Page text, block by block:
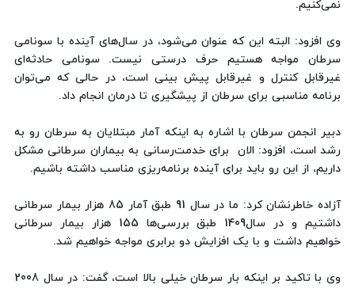
نمی‌کنیم.
وی افزود: البته این که عنوان می‌شود، در سال‌های آینده با سونامی
سرطان مواجه هستیم حرف درستی نیست. سونامی حادثه‌ای
غیرقابل کنترل و غیرقابل پیش بینی است، در حالی که می‌توان
برنامه مناسبی برای سرطان از پیشگیری تا درمان انجام داد.
دبیر انجمن سرطان با اشاره به اینکه آمار مبتلایان به سرطان رو به
رشد است، افزود: الان برای خدمت‌رسانی به بیماران سرطانی مشکل
داریم، از این رو باید برای آینده برنامه‌ریزی مناسب داشته باشیم.
آزاده خاطرنشان کرد: ما در سال 91 طبق آمار 85 هزار بیمار سرطانی
داشتیم و در سال1409 طبق بررسی‌ها 155 هزار بیمار سرطانی
خواهیم داشت و با یک افزایش دو برابری مواجه خواهیم شد.
وی با تاکید بر اینکه بار سرطان خیلی بالا است، گفت: در سال 2008